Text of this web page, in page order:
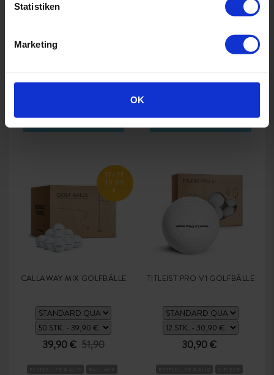
Statistiken
Marketing
OK
54,90 €
BALL MIX
36,90
BALL MIX
SPARE
10,00
€
CALLAWAY MIX GOLFBÄLLE
39,90 € 51,90
TITLEIST PRO V1 GOLFBÄLLE
30,90 €